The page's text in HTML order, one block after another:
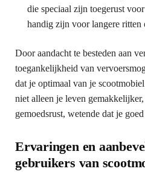
die speciaal zijn toegerust
handig zijn voor langere
Door aandacht te besteden aan
toegankelijkheid van
dat je optimaal van je
niet alleen je leven
gemoedsrust, wetende dat je
Ervaringen en
gebruikers van